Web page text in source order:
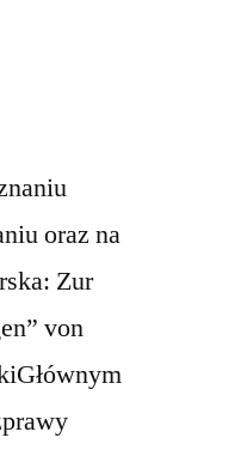
oraz na
Zur
von